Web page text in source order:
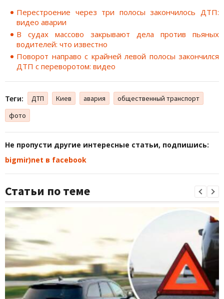
Перестроение через три полосы закончилось ДТП:
видео аварии
В судах массово закрывают дела против пьяных
водителей: что известно
Поворот направо с крайней левой полосы закончился
ДТП с переворотом: видео
Теги: ДТП Киев авария
общественный транспорт
фото
Не пропусти другие интересные статьи, подпишись:
bigmir)net в facebook
Статьи по теме